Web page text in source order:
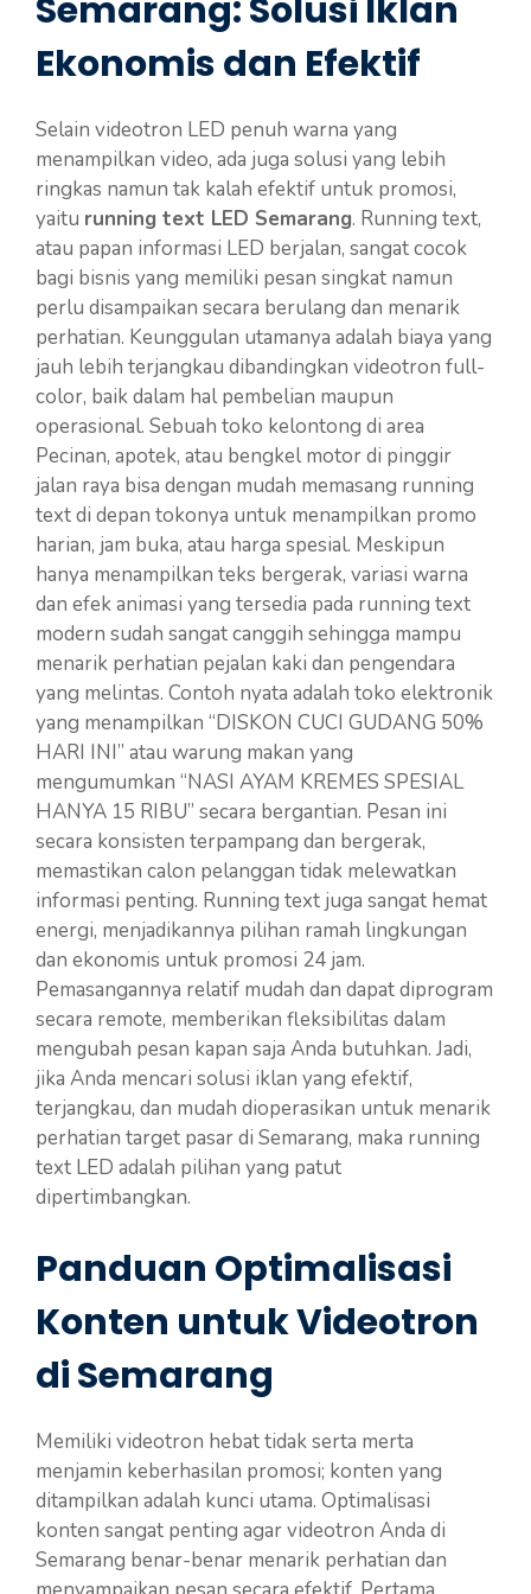
Semarang: Solusi Iklan
Ekonomis dan Efektif
Selain videotron LED penuh warna yang
menampilkan video, ada juga solusi yang lebih
ringkas namun tak kalah efektif untuk promosi,
yaitu running text LED Semarang. Running text,
atau papan informasi LED berjalan, sangat cocok
bagi bisnis yang memiliki pesan singkat namun
perlu disampaikan secara berulang dan menarik
perhatian. Keunggulan utamanya adalah biaya yang
jauh lebih terjangkau dibandingkan videotron full-
color, baik dalam hal pembelian maupun
operasional. Sebuah toko kelontong di area
Pecinan, apotek, atau bengkel motor di pinggir
jalan raya bisa dengan mudah memasang running
text di depan tokonya untuk menampilkan promo
harian, jam buka, atau harga spesial. Meskipun
hanya menampilkan teks bergerak, variasi warna
dan efek animasi yang tersedia pada running text
modern sudah sangat canggih sehingga mampu
menarik perhatian pejalan kaki dan pengendara
yang melintas. Contoh nyata adalah toko elektronik
yang menampilkan “DISKON CUCI GUDANG 50%
HARI INI” atau warung makan yang
mengumumkan “NASI AYAM KREMES SPESIAL
HANYA 15 RIBU” secara bergantian. Pesan ini
secara konsisten terpampang dan bergerak,
memastikan calon pelanggan tidak melewatkan
informasi penting. Running text juga sangat hemat
energi, menjadikannya pilihan ramah lingkungan
dan ekonomis untuk promosi 24 jam.
Pemasangannya relatif mudah dan dapat diprogram
secara remote, memberikan fleksibilitas dalam
mengubah pesan kapan saja Anda butuhkan. Jadi,
jika Anda mencari solusi iklan yang efektif,
terjangkau, dan mudah dioperasikan untuk menarik
perhatian target pasar di Semarang, maka running
text LED adalah pilihan yang patut
dipertimbangkan.
Panduan Optimalisasi
Konten untuk Videotron
di Semarang
Memiliki videotron hebat tidak serta merta
menjamin keberhasilan promosi; konten yang
ditampilkan adalah kunci utama. Optimalisasi
konten sangat penting agar videotron Anda di
Semarang benar-benar menarik perhatian dan